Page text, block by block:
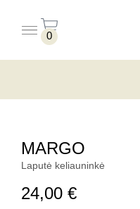
0
MARGO
Laputė keliauninkė
24,00 €